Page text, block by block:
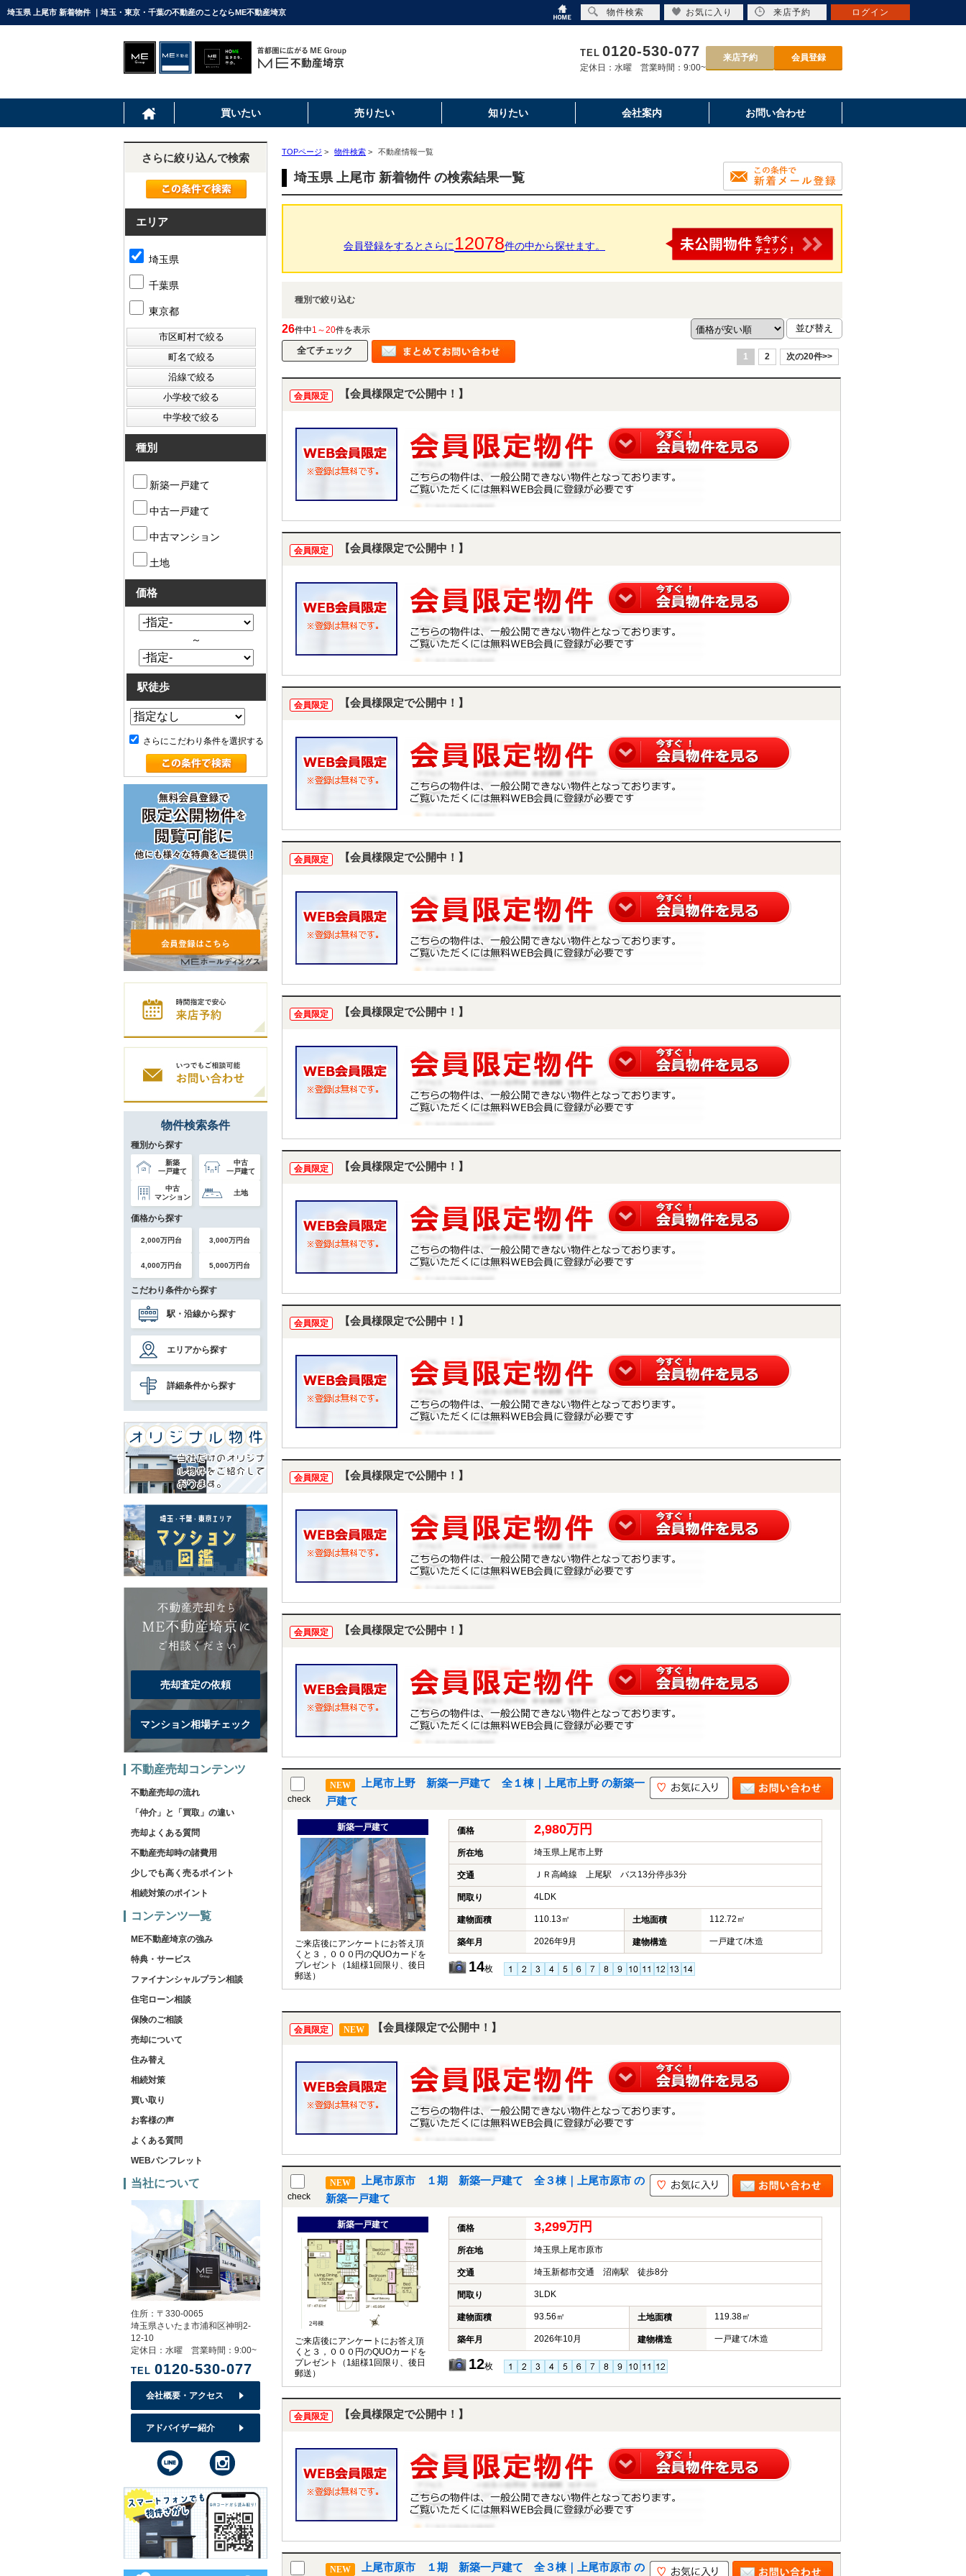
埼玉県 上尾市 新着物件 ｜埼玉・東京・千葉の不動産のことならME不動産埼京
TEL 0120-530-077
定休日：水曜 営業時間：9:00~
来店予約 会員登録
買いたい 売りたい 知りたい 会社案内 お問い合わせ
TOPページ > 物件検索 > 不動産情報一覧
埼玉県 上尾市 新着物件 の検索結果一覧
会員登録をするとさらに 12078件の中から探せます。
種別で絞り込む
26件中1～20件を表示
1 2 次の20件>>
会員限定 【会員様限定で公開中！】
会員限定 【会員様限定で公開中！】
会員限定 【会員様限定で公開中！】
会員限定 【会員様限定で公開中！】
会員限定 【会員様限定で公開中！】
会員限定 【会員様限定で公開中！】
会員限定 【会員様限定で公開中！】
会員限定 【会員様限定で公開中！】
会員限定 【会員様限定で公開中！】
check
NEW
上尾市上野 新築一戸建て 全１棟｜上尾市上野 の新築一
戸建て
新築一戸建て
ご来店後にアンケートにお答え頂
くと３，０００円のQUOカードを
プレゼント（1組様1回限り、後日
郵送）
価格 2,980万円
所在地 埼玉県上尾市上野
交通 ＪＲ高崎線 上尾駅 バス13分停歩3分
間取り 4LDK
建物面積 110.13㎡ 土地面積 112.72㎡
築年月 2026年9月 建物構造 一戸建て/木造
14枚
会員限定 NEW 【会員様限定で公開中！】
check
NEW
上尾市原市 １期 新築一戸建て 全３棟｜上尾市原市 の
新築一戸建て
新築一戸建て
ご来店後にアンケートにお答え頂
くと３，０００円のQUOカードを
プレゼント（1組様1回限り、後日
郵送）
価格 3,299万円
所在地 埼玉県上尾市原市
交通 埼玉新都市交通 沼南駅 徒歩8分
間取り 3LDK
建物面積 93.56㎡ 土地面積 119.38㎡
築年月 2026年10月 建物構造 一戸建て/木造
12枚
会員限定 【会員様限定で公開中！】
NEW 上尾市原市 １期 新築一戸建て 全３棟｜上尾市原市 の
さらに絞り込んで検索
エリア
埼玉県
千葉県
東京都
種別
新築一戸建て
中古一戸建て
中古マンション
土地
価格
～
駅徒歩
さらにこだわり条件を選択する
物件検索条件
種別から探す
新築
一戸建て
中古
一戸建て
中古
マンション
土地
価格から探す
2,000万円台 3,000万円台
4,000万円台 5,000万円台
こだわり条件から探す
駅・沿線から探す
エリアから探す
詳細条件から探す
売却査定の依頼
マンション相場チェック
不動産売却コンテンツ
不動産売却の流れ
「仲介」と「買取」の違い
売却よくある質問
不動産売却時の諸費用
少しでも高く売るポイント
相続対策のポイント
コンテンツ一覧
ME不動産埼京の強み
特典・サービス
ファイナンシャルプラン相談
住宅ローン相談
保険のご相談
売却について
住み替え
相続対策
買い取り
お客様の声
よくある質問
WEBパンフレット
当社について
住所：〒330-0065
埼玉県さいたま市浦和区神明2-
12-10
定休日：水曜 営業時間：9:00~
TEL 0120-530-077
会社概要・アクセス
アドバイザー紹介
物件検索 お気に入り 来店予約 ログイン